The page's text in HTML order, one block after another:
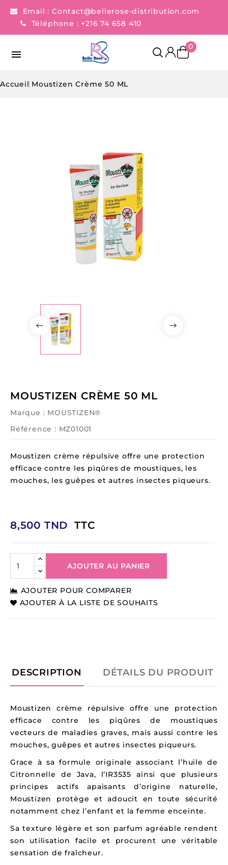
Email :Contact@bellerose-distribution.com
Téléphone : +216 74 658 410

0
Accueil Moustizen Crème 50 ML
MOUSTIZEN CRÈME 50 ML
Marque : MOUSTIZEN®
Référence : MZ01001
Moustizen crème répulsive offre une protection
efficace contre les piqûres de moustiques, les
mouches, les guêpes et autres insectes piqueurs.
8,500 TND TTC
AJOUTER AU PANIER
AJOUTER POUR COMPARER
AJOUTER À LA LISTE DE SOUHAITS
DESCRIPTION DÉTAILS DU PRODUIT
Moustizen crème répulsive offre une protection
efficace contre les piqûres de moustiques
vecteurs de maladies graves, mais aussi contre les
mouches, guêpes et autres insectes piqueurs.
Grace à sa formule originale associant l’huile de
Citronnelle de Java, l’IR3535 ainsi que plusieurs
principes actifs apaisants d’origine naturelle,
Moustizen protège et adoucit en toute sécurité
notamment chez l’enfant et la femme enceinte.
Sa texture légère et son parfum agréable rendent
son utilisation facile et procurent une véritable
sensation de fraîcheur.